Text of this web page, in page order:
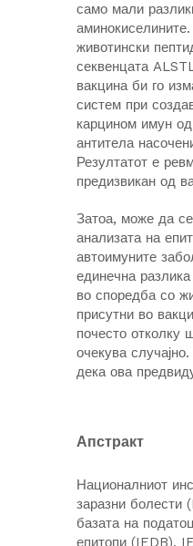
само мали
животински
секвенцата
вакцина би го
систем при
карцином имун
антитела
Резултатот е
предизвикан од
Затоа, може да
анализата на
автоимуните
единечна
во споредба со
присутни во
почесто отколку
очекува
дека ова
Апстракт
Националниот
заразни болести
базата на
епитопи (IEDB).